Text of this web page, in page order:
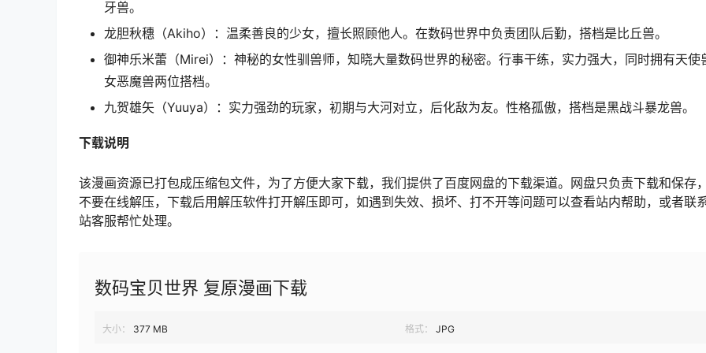
牙兽。
龙胆秋穗（Akiho）：温柔善良的少女，擅长照顾他人。在数码世界中负责团队后勤，搭档是比丘兽。
御神乐米蕾（Mirei）：神秘的女性驯兽师，知晓大量数码世界的秘密。行事干练，实力强大，同时拥有天使
女恶魔兽两位搭档。
九贺雄矢（Yuuya）：实力强劲的玩家，初期与大河对立，后化敌为友。性格孤傲，搭档是黑战斗暴龙兽。
下载说明
该漫画资源已打包成压缩包文件，为了方便大家下载，我们提供了百度网盘的下载渠道。网盘只负责下载和保存
不要在线解压，下载后用解压软件打开解压即可，如遇到失效、损坏、打不开等问题可以查看站内帮助，或者联
站客服帮忙处理。
数码宝贝世界 复原漫画下载
大小： 377 MB 格式： JPG